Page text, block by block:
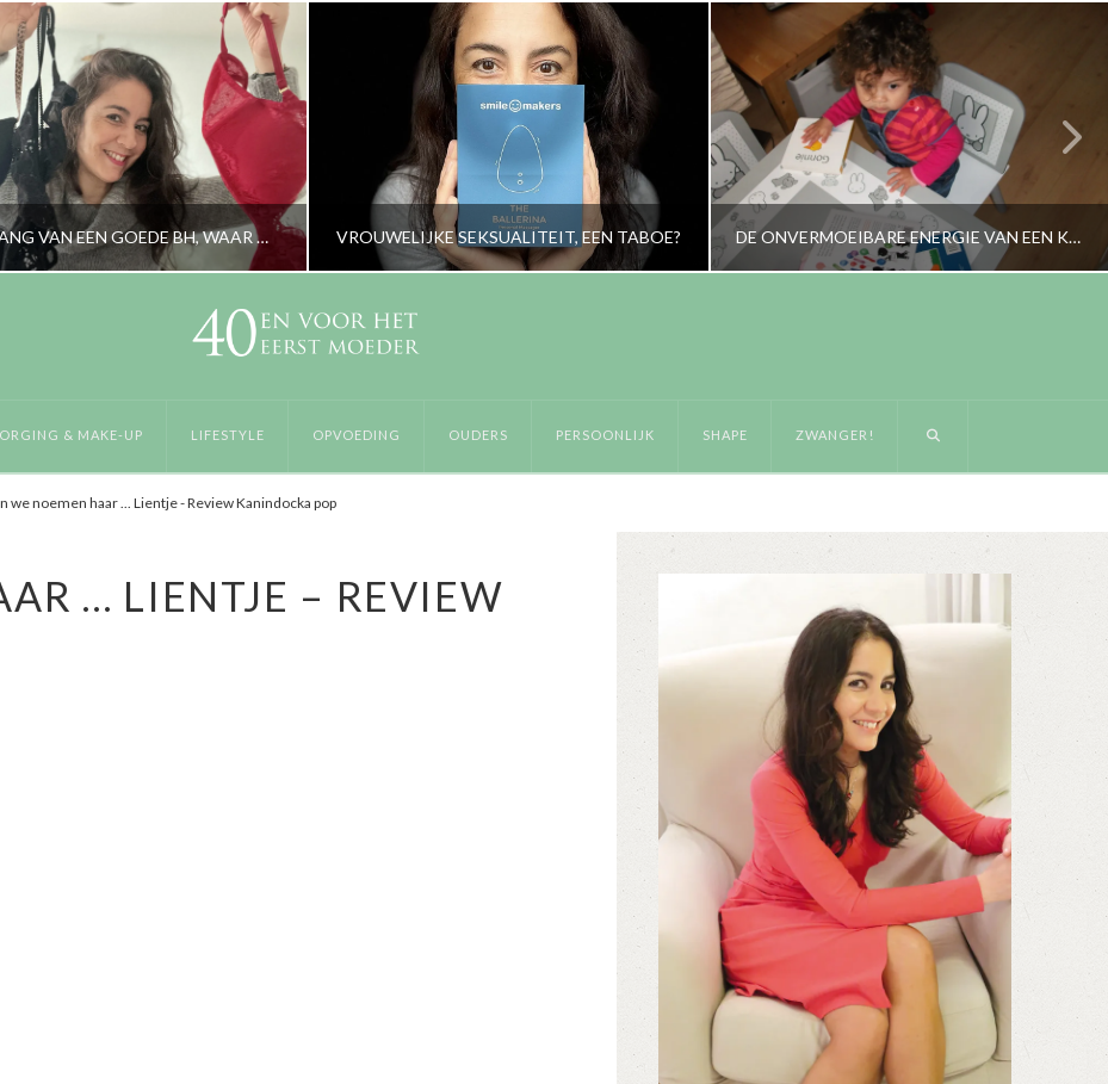
HET BELANG VAN EEN GOEDE BH, WAAR MOET JE OP LETTEN? VROUWELIJKE SEKSUALITEIT, EEN TABOE? DE ONVERMOEIBARE ENERGIE VAN EEN KIND
& MAKE-UP LIFESTYLE OPVOEDING OUDERS PERSOONLIJK SHAPE ZWANGER!
we noemen haar ... Lientje - Review Kanindocka pop
… LIENTJE – REVIEW